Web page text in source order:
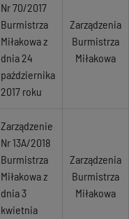
Nr 70/2017
Burmistrza
Miłakowa z
dnia 24
października
2017 roku
Zarządzenia
Burmistrza
Miłakowa
Zarządzenie
Nr 13A/2018
Burmistrza
Miłakowa z
dnia 3
kwietnia
Zarządzenia
Burmistrza
Miłakowa